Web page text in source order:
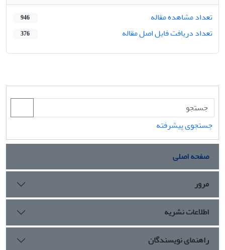
تعداد مشاهده مقاله
946
تعداد دریافت فایل اصل مقاله 376
جستجوی پیشرفته
صفحه اصلی
مرور
اطلاعات نشریه
راهنمای نویسندگان